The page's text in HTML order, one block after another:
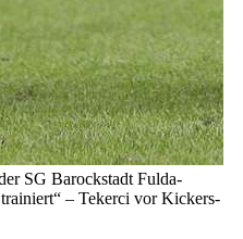
SG Barockstadt Fulda-
– Tekerci vor Kickers-